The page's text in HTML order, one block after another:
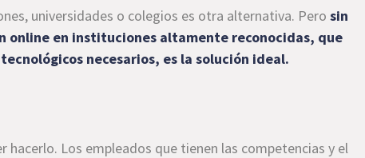
universidades o colegios es otra alternativa. Perosin
online en instituciones altamente reconocidas, que
necesarios, es la solución ideal.
hacerlo. Los empleados que tienen las competencias y el